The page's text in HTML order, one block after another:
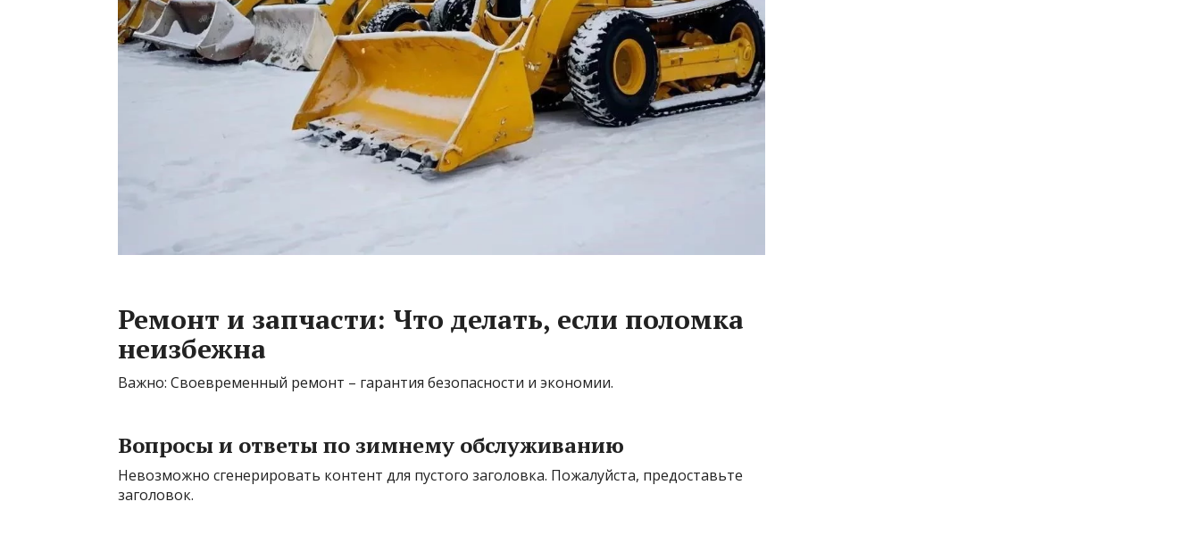
Ремонт и запчасти: Что делать, если поломка
неизбежна
Важно: Своевременный ремонт – гарантия безопасности и экономии.
Вопросы и ответы по зимнему обслуживанию
Невозможно сгенерировать контент для пустого заголовка. Пожалуйста, предоставьте
заголовок.